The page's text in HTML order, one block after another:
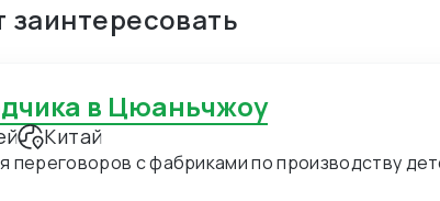
заинтересовать
в Цюаньчжоу
Китай
переговоров с фабриками по производству